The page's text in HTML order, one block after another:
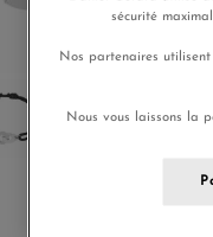
sécurité
Nos partenaires
Nous vous laissons la